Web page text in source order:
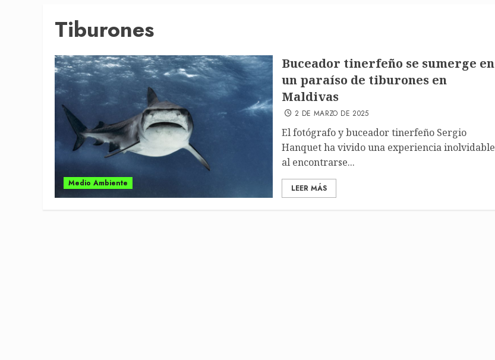
Tiburones
Medio Ambiente
Buceador tinerfeño se sumerge en
un paraíso de tiburones en
Maldivas
2 DE MARZO DE 2025
El fotógrafo y buceador tinerfeño Sergio
Hanquet ha vivido una experiencia inolvidable
al encontrarse...
LEER MÁS